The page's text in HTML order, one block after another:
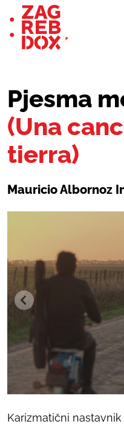
Pjesma
(Una
tierra)
Mauricio Albornoz
Karizmatični